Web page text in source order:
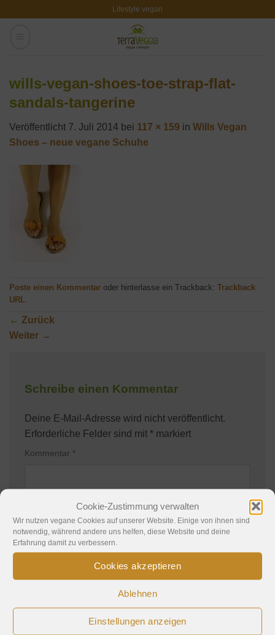
Cookie-Zustimmung verwalten
Wir nutzen vegane Cookies auf unserer Website. Einige von ihnen sind
notwendig, während andere uns helfen, diese Website und deine
Erfahrung damit zu verbessern.
Cookies akzeptieren
Ablehnen
Einstellungen anzeigen
Lifestyle vegan
wills-vegan-shoes-toe-strap-flat-
sandals-tangerine
Veröffentlicht 7. Juli 2014 bei 117 × 159 in Wills Vegan
Shoes – neue vegane Schuhe
Poste einen Kommentar oder hinterlasse ein Trackback: Trackback
URL.
← Zurück
Weiter →
Schreibe einen Kommentar
Deine E-Mail-Adresse wird nicht veröffentlicht.
Erforderliche Felder sind mit * markiert
Kommentar *
*